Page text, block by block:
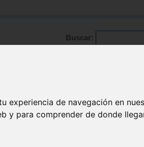
experiencia de navegación en
y para comprender de donde
Buscar: